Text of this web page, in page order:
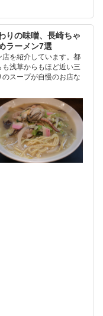
りの味噌、長崎ちゃ
ラーメン7選
を紹介しています。都
浅草からもほど近い三
スープが自慢のお店な